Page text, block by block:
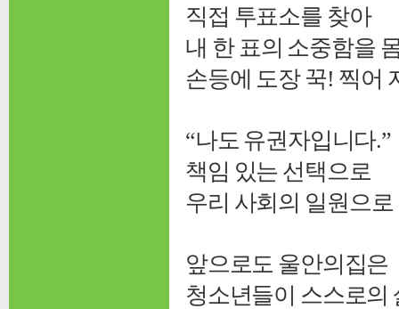
직접 투표소를 찾아
내 한 표의 소중함을
손등에 도장 꾹! 찍어
“나도 유권자입니다.”
책임 있는 선택으로
우리 사회의 일원으
앞으로도 울안의집은
청소년들이 스스로의